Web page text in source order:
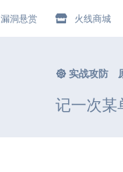
漏洞悬赏 火线商城
实战攻防
记一次某